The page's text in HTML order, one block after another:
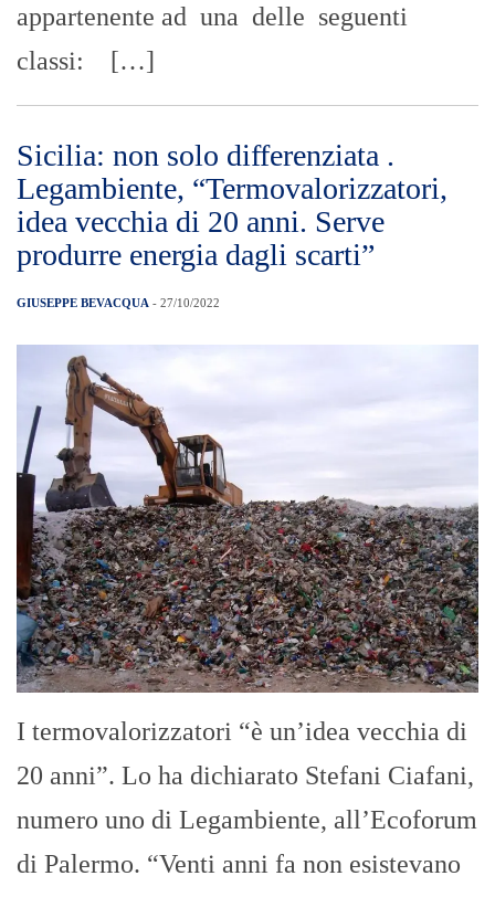
I termovalorizzatori “è un’idea vecchia di
20 anni”. Lo ha dichiarato Stefani Ciafani,
numero uno di Legambiente, all’Ecoforum
di Palermo. “Venti anni fa non esistevano
ancora le tecnologie disponibili oggi e che
permettono di optare per scelte diverse dai
termobalorizzatori. L’Europa con il Next
Generation Ue non finanzia discariche o
inceneritori. Vorremmo che questa
Regione […]